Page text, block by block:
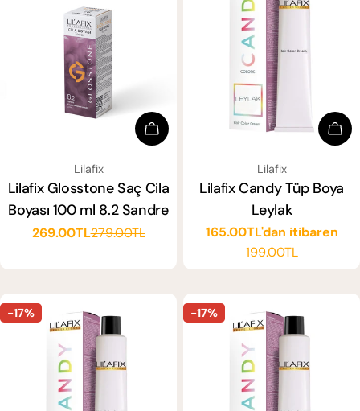
Sepete Ekle
SATICI:
Lilafix
Lilafix Glosstone Saç Cila
Boyası 100 ml 8.2 Sandre
Satış
269.00TLNormal
279.00TL
SATICI:
Lilafix
Lilafix Candy Tüp Boya
Leylak
Satış
165.00TL'dan itibaren
Normal
199.00TL
-17% -17%